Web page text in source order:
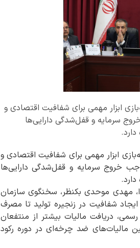
ابزار مهمی برای شفافیت اقتصادی و
سرمایه و قفل‌شدگی دارایی‌ها
ابزار مهمی برای شفافیت اقتصادی و
خروج سرمایه و قفل‌شدگی دارایی‌ها
مهدی موحدی بکنظر، سخنگوی سازمان
شفافیت در زنجیره تولید تا مصرف
دریافت مالیات بیشتر از منتفعان
مالیات‌های ضد چرخه‌ای در دوره رکود